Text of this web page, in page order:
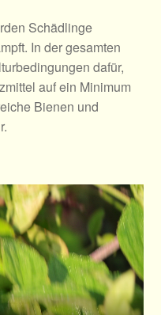
Schädlinge
In der gesamten
dafür,
auf ein Minimum
Bienen und